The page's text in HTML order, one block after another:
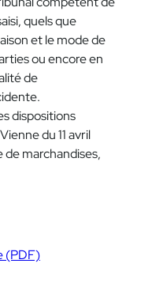
quels que
et le mode de
ou encore en
de
dispositions
du 11 avril
marchandises,
(PDF)